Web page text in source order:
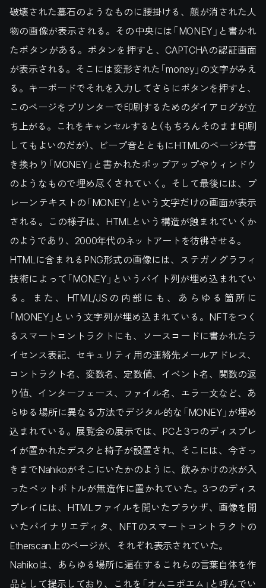
破壊された墓石のようなものに腰掛ける、顔が消された人
物の画像が表示される。その中央には「MONEY」と書かれ
たボタンがある。ボタンを押すと、CAPTCHAの認証画面
が表示される。そこには変形された「money」の文字がみえ
る。キーボードでそれを入力してさらにボタンを押すと、
このページをプリンターで印刷するためのダイアログが立
ち上がる。これをキャンセルすると（もちろんそのまま印刷
してもよいのだが）、ビープ音とともにHTMLのページが書
き換わり「MONEY」と書かれたポップアップやウィンドウ
のようなもので埋め尽くされていく。そして最後には、プ
レーンテキストの「MONEY」という文字だけの画面が表示
される。この様子は、HTMLという構造が蝕まれていくか
のようであり、2000年代のネットアートを彷彿させる。
HTMLに含まれるPNG形式の画像には、ステガノグラフィ
技術によって「MONEY」というバイト列が埋め込まれてい
る。また、HTML/JSの内部にも、あらゆる箇所に
「MONEY」という文字列が埋め込まれている。NFTをつく
るスマートコントラクトにも、ソースコードに書かれたラ
イセンス表記、セキュリティ用の連絡先メールアドレス、
コントラクト名、変数名、定数値、イベント名、関数の返
り値、インターフェース、ファイル名、エラー文など、あ
らゆる場所に異なる方法でデジタル的な「MONEY」が埋め
込まれている。展覧会の展示では、PCと3つのディスプレ
イが置かれたデスクと椅子が設置され、そこには、今さっ
きまでNahikoがそこにいたかのように、飲みかけの水が入
ったペットボトルが無造作に置かれていた。3つのディス
プレイには、HTMLファイルを開いたブラウザ、画像を開
いたバイナリエディタ、NFTのスマートコントラクトの
Etherscan上のページが、それぞれ表示されていた。
Nahikoは、あらゆる場所に遍在するこれらの言葉自体を作
品として提示しており、これを「オムニポエム」と呼んでい